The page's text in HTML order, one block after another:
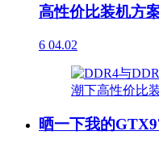
高性价比装机方
6 04.02
晒一下我的